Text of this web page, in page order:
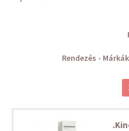
Rendezés -